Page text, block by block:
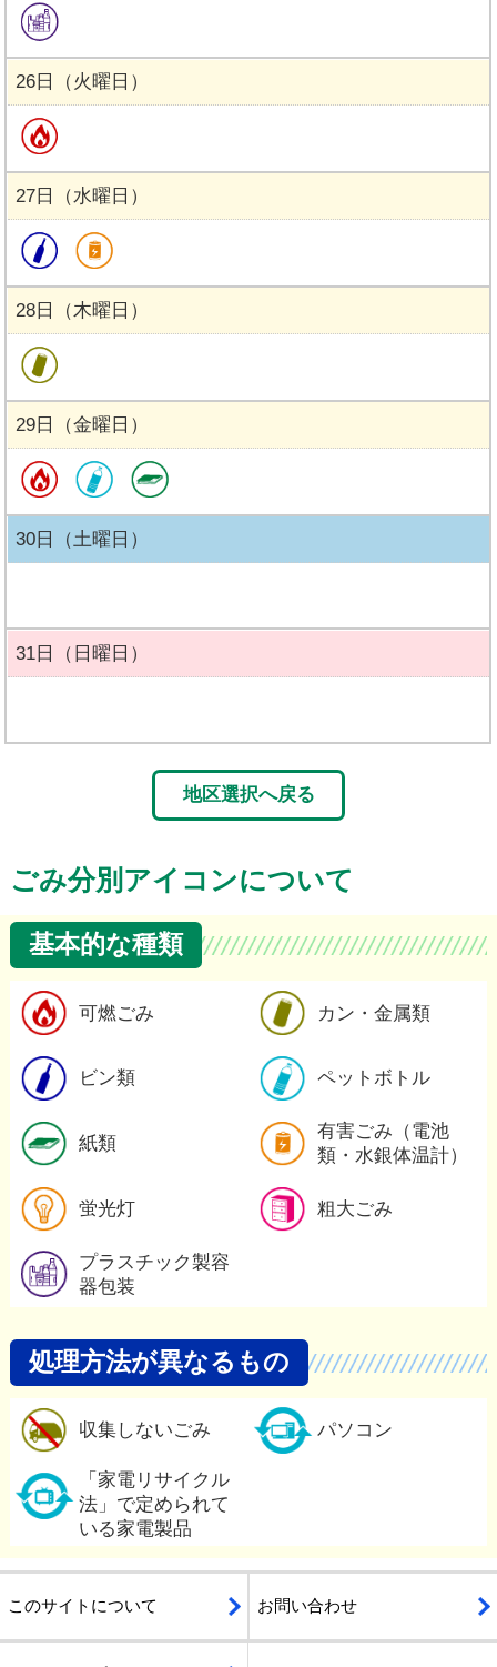
26日（火曜日）
27日（水曜日）
28日（木曜日）
29日（金曜日）
30日（土曜日）
31日（日曜日）
地区選択へ戻る
ごみ分別アイコンについて
基本的な種類
可燃ごみ
可燃ごみの詳細
カン・金属類
ビン類
ビン類の詳細
ペットボトル
紙類
紙類の詳細有害ごみ（電池
類・水銀体温計）
蛍光灯
蛍光灯の詳細
粗大ごみ
プラスチック製容
器包装
処理方法が異なるもの
収集しないごみ
収集しないごみの詳細
パソコン
「家電リサイクル
法」で定められて
いる家電製品
このサイトについて お問い合わせ